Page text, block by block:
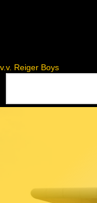
v.v. Reiger Boys